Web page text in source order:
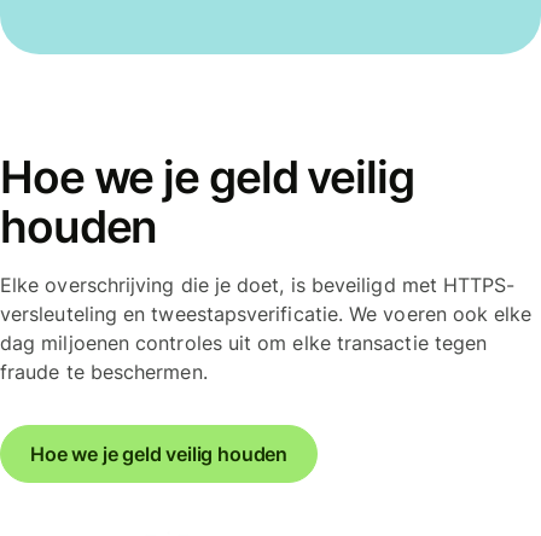
Hoe we je geld veilig
houden
Elke overschrijving die je doet, is beveiligd met HTTPS-
versleuteling en tweestapsverificatie. We voeren ook elke
dag miljoenen controles uit om elke transactie tegen
fraude te beschermen.
Hoe we je geld veilig houden